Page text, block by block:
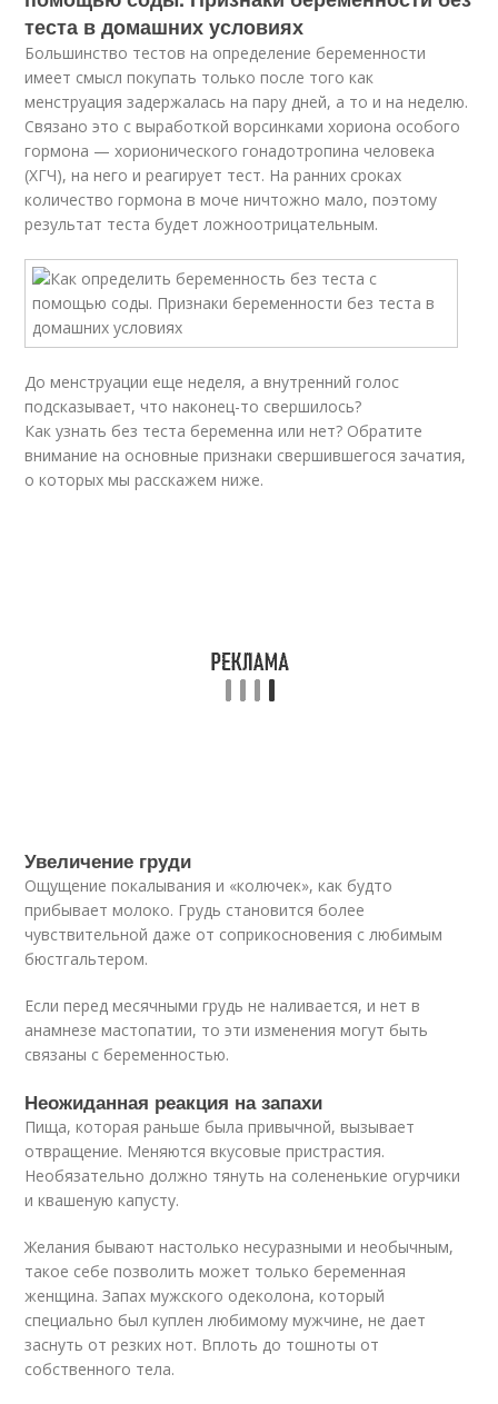
теста в домашних условиях
Большинство тестов на определение беременности
имеет смысл покупать только после того как
менструация задержалась на пару дней, а то и на неделю.
Связано это с выработкой ворсинками хориона особого
гормона — хорионического гонадотропина человека
(ХГЧ), на него и реагирует тест. На ранних сроках
количество гормона в моче ничтожно мало, поэтому
результат теста будет ложноотрицательным.
До менструации еще неделя, а внутренний голос
подсказывает, что наконец-то свершилось?
Как узнать без теста беременна или нет? Обратите
внимание на основные признаки свершившегося зачатия,
о которых мы расскажем ниже.
Увеличение груди
Ощущение покалывания и «колючек», как будто
прибывает молоко. Грудь становится более
чувствительной даже от соприкосновения с любимым
бюстгальтером.
Если перед месячными грудь не наливается, и нет в
анамнезе мастопатии, то эти изменения могут быть
связаны с беременностью.
Неожиданная реакция на запахи
Пища, которая раньше была привычной, вызывает
отвращение. Меняются вкусовые пристрастия.
Необязательно должно тянуть на солененькие огурчики
и квашеную капусту.
Желания бывают настолько несуразными и необычным,
такое себе позволить может только беременная
женщина. Запах мужского одеколона, который
специально был куплен любимому мужчине, не дает
заснуть от резких нот. Вплоть до тошноты от
собственного тела.